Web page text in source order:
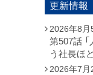
更新情報
2026年8月
第507話
う社長ほ
2026年7月